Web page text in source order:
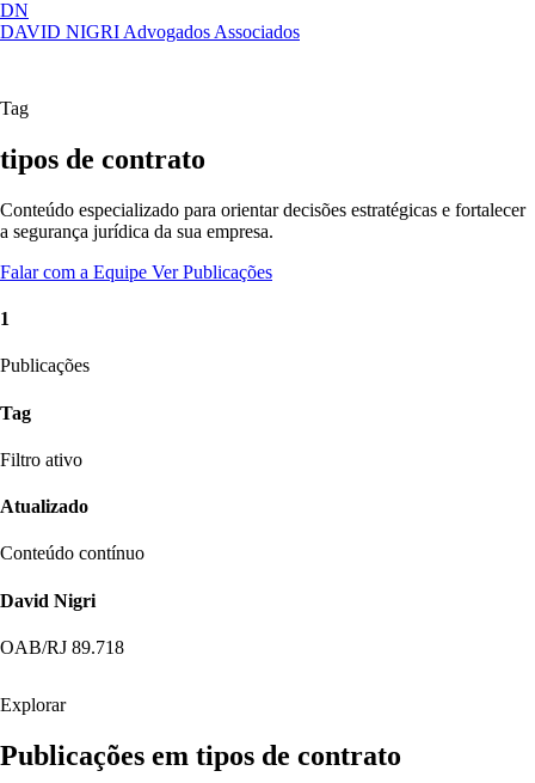
DN
DAVID NIGRI Advogados Associados
Artigos, sentenças, áreas de atuação,
Tag
tipos de contrato
Conteúdo especializado para orientar decisões estratégicas e fortalecer
a segurança jurídica da sua empresa.
Falar com a Equipe Ver Publicações
1
Publicações
Tag
Filtro ativo
Atualizado
Conteúdo contínuo
David Nigri
OAB/RJ 89.718
Explorar
Publicações em tipos de contrato